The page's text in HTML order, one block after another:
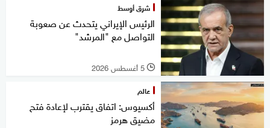
شرق أوسط
الرئيس الإيراني يتحدث عن صعوبة
التواصل مع "المرشد"
l 5 أغسطس 2026
عالم
أكسيوس: اتفاق يقترب لإعادة فتح
مضيق هرمز